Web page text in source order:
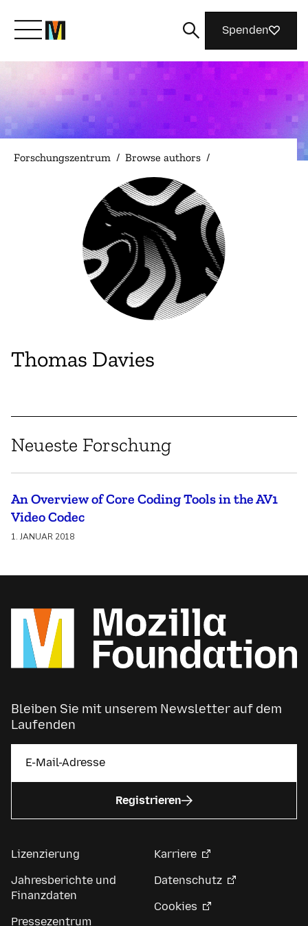
Lernen Sie Mozilla kennen
Was wir tun
Machen Sie mit
Magazin
Spenden
Forschungszentrum / Browse authors /
Thomas Davies
Neueste Forschung
An Overview of Core Coding Tools in the AV1
Video Codec
1. JANUAR 2018
Bleiben Sie mit unserem Newsletter auf dem
Laufenden
Registrieren
Lizenzierung
Jahresberichte und
Finanzdaten
Pressezentrum
Karriere
Datenschutz
Cookies